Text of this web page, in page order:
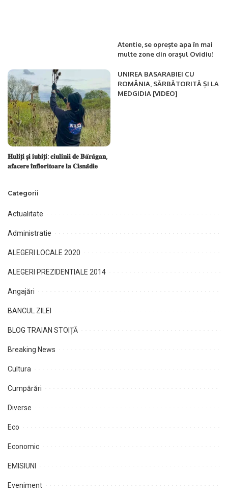
Atentie, se oprește apa în mai
multe zone din orașul Ovidiu!
𝐇𝐮𝐥𝐢𝐭̦𝐢 𝐬̦𝐢 𝐢𝐮𝐛𝐢𝐭̦𝐢: 𝐜𝐢𝐮𝐥𝐢𝐧𝐢𝐢 𝐝𝐞 𝐁𝐚̆𝐫𝐚̆𝐠𝐚𝐧,
𝐚𝐟𝐚𝐜𝐞𝐫𝐞 𝐢̂𝐧𝐟𝐥𝐨𝐫𝐢𝐭𝐨𝐚𝐫𝐞 𝐥𝐚 𝐂𝐢𝐬𝐧𝐚̆𝐝𝐢𝐞
UNIREA BASARABIEI CU
ROMÂNIA, SĂRBĂTORITĂ ȘI LA
MEDGIDIA [VIDEO]
Categorii
Actualitate
Administratie
ALEGERI LOCALE 2020
ALEGERI PREZIDENTIALE 2014
Angajări
BANCUL ZILEI
BLOG TRAIAN STOIȚĂ
Breaking News
Cultura
Cumpărări
Diverse
Eco
Economic
EMISIUNI
Eveniment